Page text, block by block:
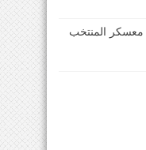
معسكر المنتخب